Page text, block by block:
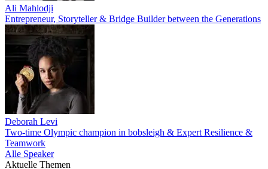
Ali Mahlodji
Entrepreneur, Storyteller & Bridge Builder between the Generations
Deborah Levi
Two-time Olympic champion in bobsleigh & Expert Resilience &
Teamwork
Alle Speaker
Aktuelle Themen